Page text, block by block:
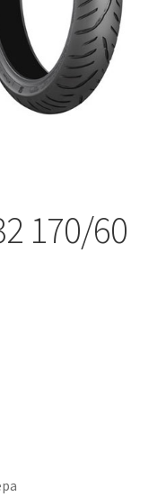
170/60